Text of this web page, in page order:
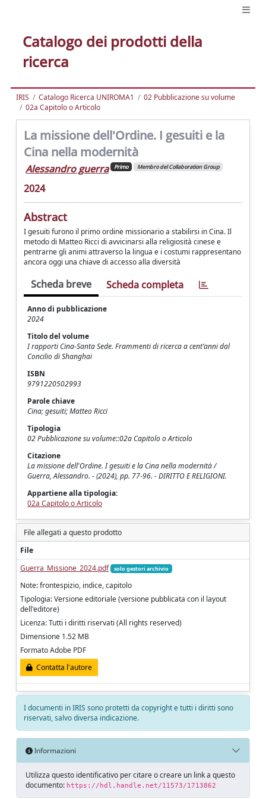
Catalogo dei prodotti della
ricerca
IRIS Catalogo Ricerca UNIROMA1
02 Pubblicazione su volume
02a Capitolo o Articolo
La missione dell'Ordine. I gesuiti e la
Cina nella modernità
Alessandro guerra Primo Membro del Collaboration Group
2024
Abstract
I gesuiti furono il primo ordine missionario a stabilirsi in Cina. Il
metodo di Matteo Ricci di avvicinarsi alla religiosità cinese e
pentrarne gli animi attraverso la lingua e i costumi rappresentano
ancora oggi una chiave di accesso alla diversità
Scheda breve Scheda completa
Anno di pubblicazione
2024
Titolo del volume
I rapporti Cina-Santa Sede. Frammenti di ricerca a cent’anni dal
Concilio di Shanghai
ISBN
9791220502993
Parole chiave
Cina; gesuiti; Matteo Ricci
Tipologia
02 Pubblicazione su volume::02a Capitolo o Articolo
Citazione
La missione dell'Ordine. I gesuiti e la Cina nella modernità /
Guerra, Alessandro. - (2024), pp. 77-96. - DIRITTO E RELIGIONI.
Appartiene alla tipologia:
02a Capitolo o Articolo
File allegati a questo prodotto
File
Guerra_Missione_2024.pdf
solo gestori archivio
Note: frontespizio, indice, capitolo
Tipologia: Versione editoriale (versione pubblicata con il layout
dell'editore)
Licenza: Tutti i diritti riservati (All rights reserved)
Dimensione 1.52 MB
Formato Adobe PDF
Contatta l'autore
I documenti in IRIS sono protetti da copyright e tutti i diritti sono
riservati, salvo diversa indicazione.
Informazioni
Utilizza questo identificativo per citare o creare un link a questo
documento: https://hdl.handle.net/11573/1713862